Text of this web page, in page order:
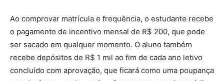
Ao comprovar matrícula e frequência, o estudante recebe
o pagamento de incentivo mensal de R$ 200, que pode
ser sacado em qualquer momento. O aluno também
recebe depósitos de R$ 1 mil ao fim de cada ano letivo
concluído com aprovação, que ficará como uma poupança